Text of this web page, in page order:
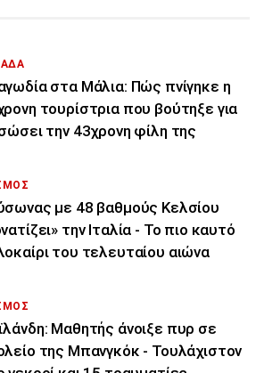
στα Μάλια: Πώς πνίγηκε η
τουρίστρια που βούτηξε για
την 43χρονη φίλη της
με 48 βαθμούς Κελσίου
την Ιταλία - Το πιο καυτό
του τελευταίου αιώνα
Μαθητής άνοιξε πυρ σε
της Μπανγκόκ - Τουλάχιστον